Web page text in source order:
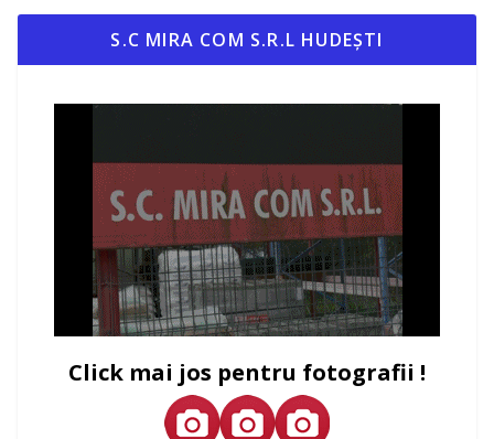
S.C MIRA COM S.R.L HUDEȘTI
Click mai jos pentru fotografii !